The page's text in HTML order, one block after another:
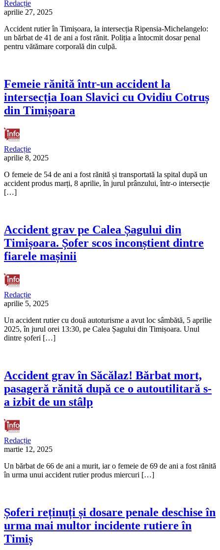
Redacție
aprilie 27, 2025
Accident rutier în Timișoara, la intersecția Ripensia-Michelangelo:
un bărbat de 41 de ani a fost rănit. Poliția a întocmit dosar penal
pentru vătămare corporală din culpă.
Femeie rănită într-un accident la
intersecția Ioan Slavici cu Ovidiu Cotruș
din Timișoara
Redacție
aprilie 8, 2025
O femeie de 54 de ani a fost rănită și transportată la spital după un
accident produs marți, 8 aprilie, în jurul prânzului, într-o intersecție
[…]
Accident grav pe Calea Șagului din
Timișoara. Șofer scos inconștient dintre
fiarele mașinii
Redacție
aprilie 5, 2025
Un accident rutier cu două autoturisme a avut loc sâmbătă, 5 aprilie
2025, în jurul orei 13:30, pe Calea Șagului din Timișoara. Unul
dintre șoferi […]
Accident grav în Săcălaz! Bărbat mort,
pasageră rănită după ce o autoutilitară s-
a izbit de un stâlp
Redacție
martie 12, 2025
Un bărbat de 66 de ani a murit, iar o femeie de 69 de ani a fost rănită
în urma unui accident rutier produs miercuri […]
Șoferi reținuți și dosare penale deschise în
urma mai multor incidente rutiere în
Timiș